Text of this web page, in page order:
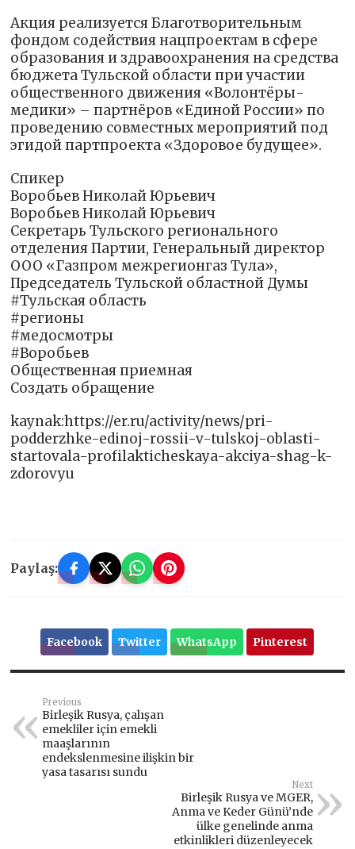
Акция реализуется Благотворительным
фондом содействия нацпроектам в сфере
образования и здравоохранения на средства
бюджета Тульской области при участии
общественного движения «Волонтёры-
медики» – партнёров «Единой России» по
проведению совместных мероприятий под
эгидой партпроекта «Здоровое будущее».
Спикер
Воробьев Николай Юрьевич
Воробьев Николай Юрьевич
Секретарь Тульского регионального
отделения Партии, Генеральный директор
ООО «Газпром межрегионгаз Тула»,
Председатель Тульской областной Думы
#Тульская область
#регионы
#медосмотры
#Воробьев
Общественная приемная
Создать обращение
kaynak:https://er.ru/activity/news/pri-
podderzhke-edinoj-rossii-v-tulskoj-oblasti-
startovala-profilakticheskaya-akciya-shag-k-
zdorovyu
Paylaş:
Facebook Twitter WhatsApp Pinterest
Previous
Birleşik Rusya, çalışan
emekliler için emekli
maaşlarının
endekslenmesine ilişkin bir
yasa tasarısı sundu
Next
Birleşik Rusya ve MGER,
Anma ve Keder Günü’nde
ülke genelinde anma
etkinlikleri düzenleyecek